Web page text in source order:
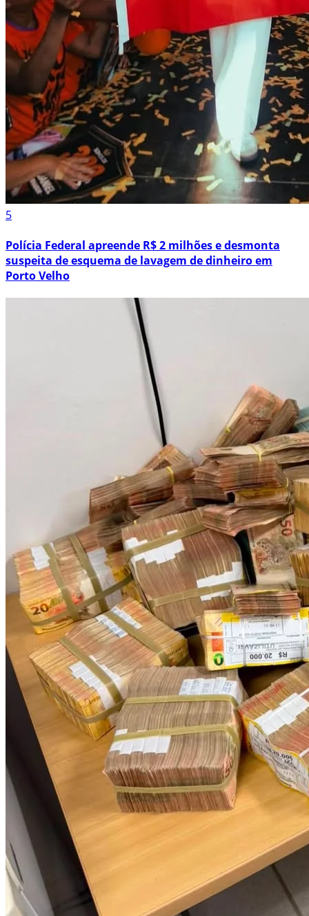
5
Polícia Federal apreende R$ 2 milhões e desmonta
suspeita de esquema de lavagem de dinheiro em
Porto Velho